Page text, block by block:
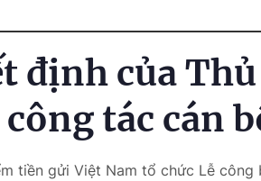
định của
tác cán
tiền gửi Việt Nam tổ chức Lễ công